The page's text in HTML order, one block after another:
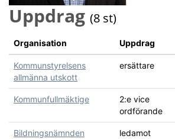
Uppdrag (8 st)
Organisation Uppdrag
Kommunstyrelsens
allmänna utskott
ersättare
Kommunfullmäktige
2:e vice
ordförande
Bildningsnämnden ledamot